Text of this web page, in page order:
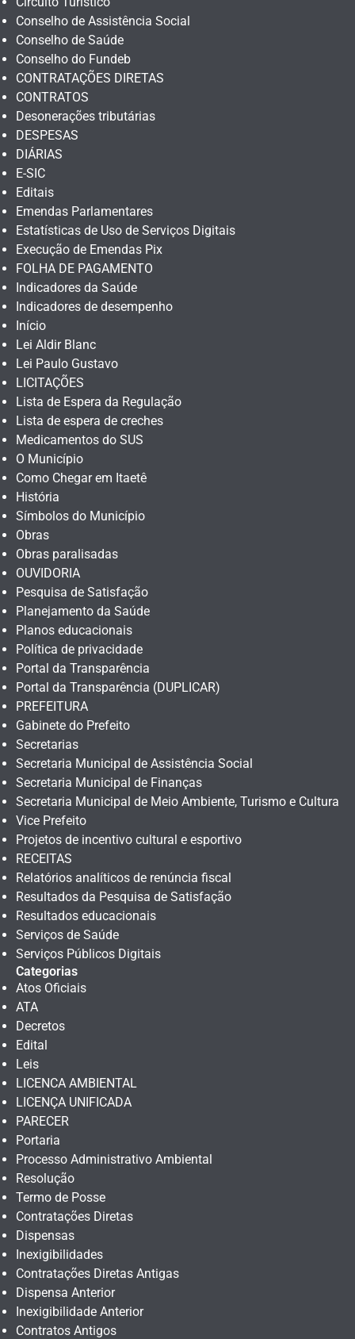
Conselho de Assistência Social
Conselho de Saúde
Conselho do Fundeb
CONTRATAÇÕES DIRETAS
CONTRATOS
Desonerações tributárias
DESPESAS
DIÁRIAS
E-SIC
Editais
Emendas Parlamentares
Estatísticas de Uso de Serviços Digitais
Execução de Emendas Pix
FOLHA DE PAGAMENTO
Indicadores da Saúde
Indicadores de desempenho
Início
Lei Aldir Blanc
Lei Paulo Gustavo
LICITAÇÕES
Lista de Espera da Regulação
Lista de espera de creches
Medicamentos do SUS
O Município
Como Chegar em Itaetê
História
Símbolos do Município
Obras
Obras paralisadas
OUVIDORIA
Pesquisa de Satisfação
Planejamento da Saúde
Planos educacionais
Política de privacidade
Portal da Transparência
Portal da Transparência (DUPLICAR)
PREFEITURA
Gabinete do Prefeito
Secretarias
Secretaria Municipal de Assistência Social
Secretaria Municipal de Finanças
Secretaria Municipal de Meio Ambiente, Turismo e Cultura
Vice Prefeito
Projetos de incentivo cultural e esportivo
RECEITAS
Relatórios analíticos de renúncia fiscal
Resultados da Pesquisa de Satisfação
Resultados educacionais
Serviços de Saúde
Serviços Públicos Digitais
Categorias
Atos Oficiais
ATA
Decretos
Edital
Leis
LICENCA AMBIENTAL
LICENÇA UNIFICADA
PARECER
Portaria
Processo Administrativo Ambiental
Resolução
Termo de Posse
Contratações Diretas
Dispensas
Inexigibilidades
Contratações Diretas Antigas
Dispensa Anterior
Inexigibilidade Anterior
Contratos Antigos